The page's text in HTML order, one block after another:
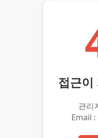
접근이
관리
Email